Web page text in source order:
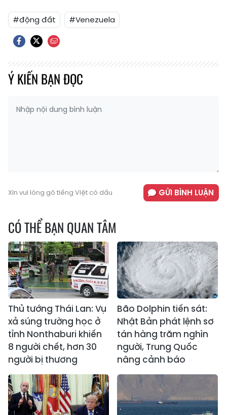
#động đất #Venezuela
Ý KIẾN BẠN ĐỌC
Xin vui lòng gõ tiếng Việt có dấu GỬI BÌNH LUẬN
CÓ THỂ BẠN QUAN TÂM
Thủ tướng Thái Lan: Vụ
xả súng trường học ở
tỉnh Nonthaburi khiến
8 người chết, hơn 30
người bị thương
Bão Dolphin tiến sát:
Nhật Bản phát lệnh sơ
tán hàng trăm nghìn
người, Trung Quốc
nâng cảnh báo